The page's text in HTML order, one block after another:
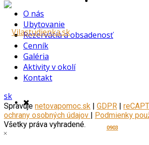
0903
O nás
Ubytovanie
Rezervácia a obsadenosť
Cenník
Galéria
Aktivity v okolí
Kontakt
sk
Spravuje netovapomoc.sk | GDPR |
ochrany osobných údajov | Podmienky
Všetky práva vyhradené.